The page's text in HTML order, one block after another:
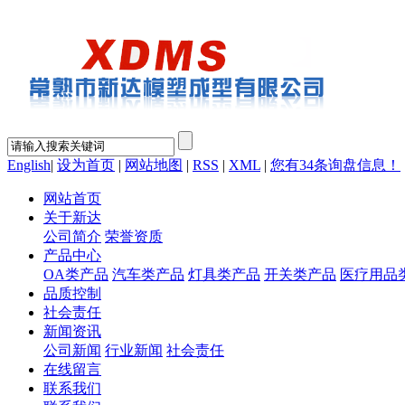
English| 设为首页 | 网站地图 | RSS | XML | 您有34条询盘信息！
网站首页
关于新达
公司简介 荣誉资质
产品中心
OA类产品 汽车类产品 灯具类产品 开关类产品 医疗用品
品质控制
社会责任
新闻资讯
公司新闻 行业新闻 社会责任
在线留言
联系我们